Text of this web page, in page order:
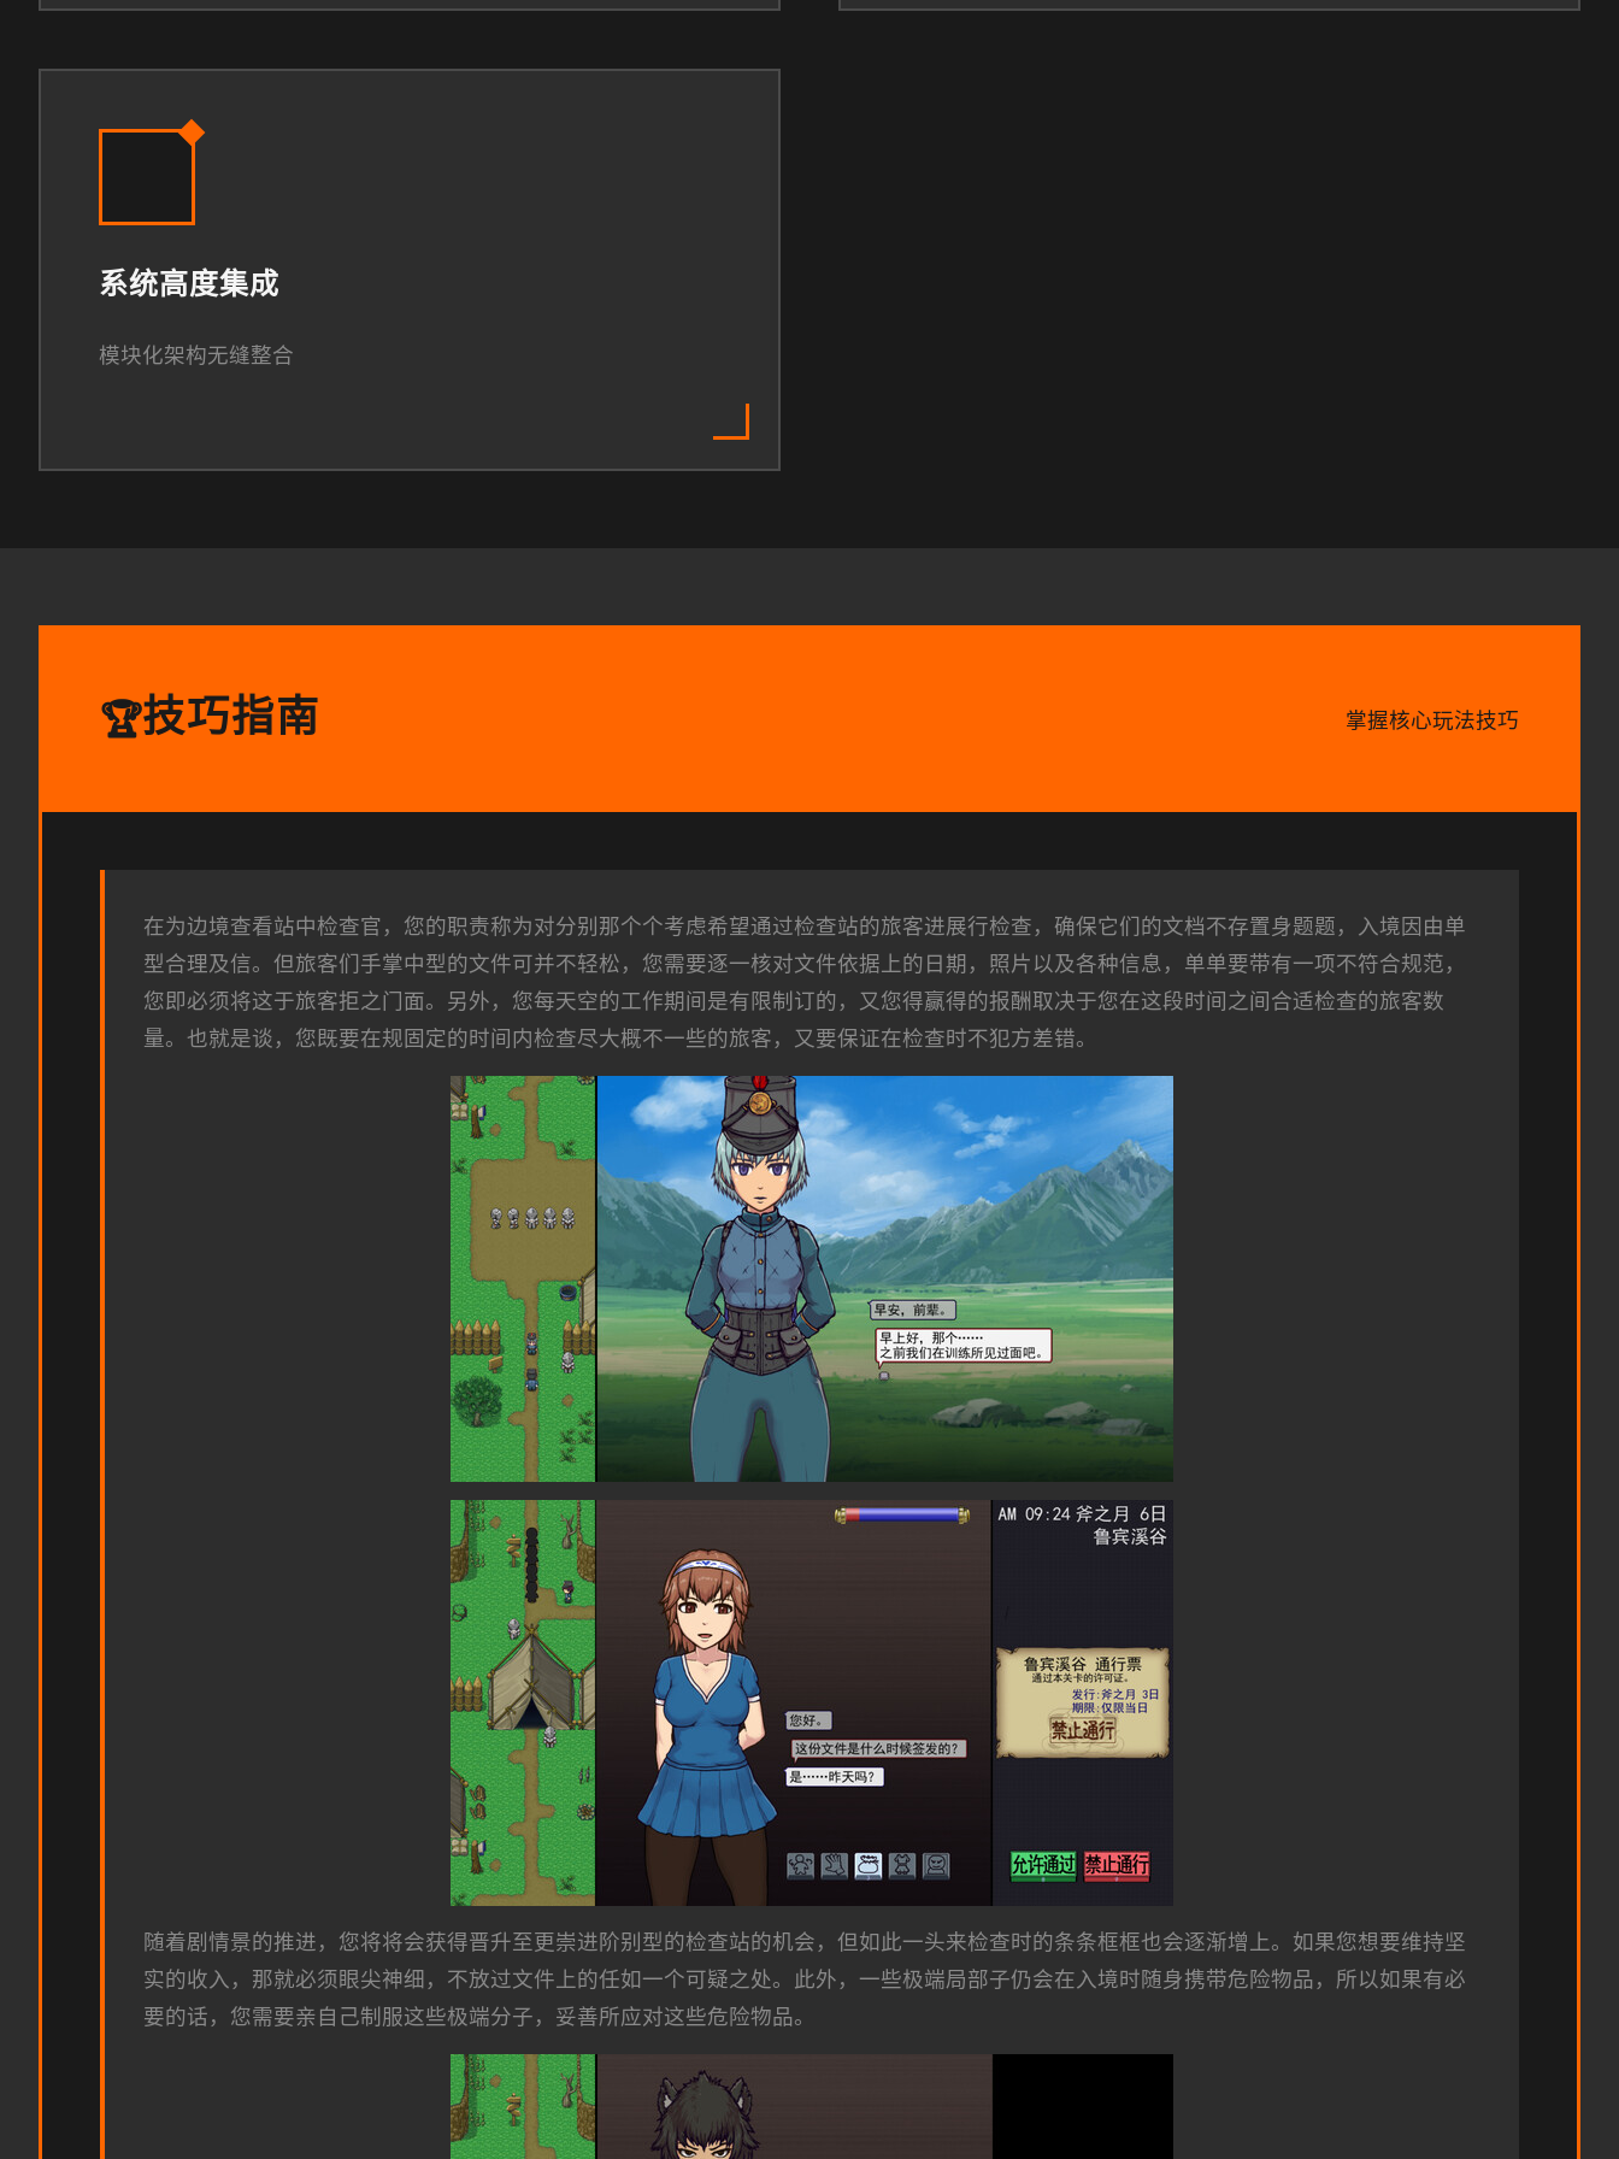
系统高度集成
模块化架构无缝整合
🏆技巧指南 掌握核心玩法技巧
在为边境查看站中检查官，您的职责称为对分别那个个考虑希望通过检查站的旅客进展行检查，确保它们的文档不存置身题题，入境因由单
型合理及信。但旅客们手掌中型的文件可并不轻松，您需要逐一核对文件依据上的日期，照片以及各种信息，单单要带有一项不符合规范，
您即必须将这于旅客拒之门面。另外，您每天空的工作期间是有限制订的，又您得赢得的报酬取决于您在这段时间之间合适检查的旅客数
量。也就是谈，您既要在规固定的时间内检查尽大概不一些的旅客，又要保证在检查时不犯方差错。
随着剧情景的推进，您将将会获得晋升至更崇进阶别型的检查站的机会，但如此一头来检查时的条条框框也会逐渐增上。如果您想要维持坚
实的收入，那就必须眼尖神细，不放过文件上的任如一个可疑之处。此外，一些极端局部子仍会在入境时随身携带危险物品，所以如果有必
要的话，您需要亲自己制服这些极端分子，妥善所应对这些危险物品。